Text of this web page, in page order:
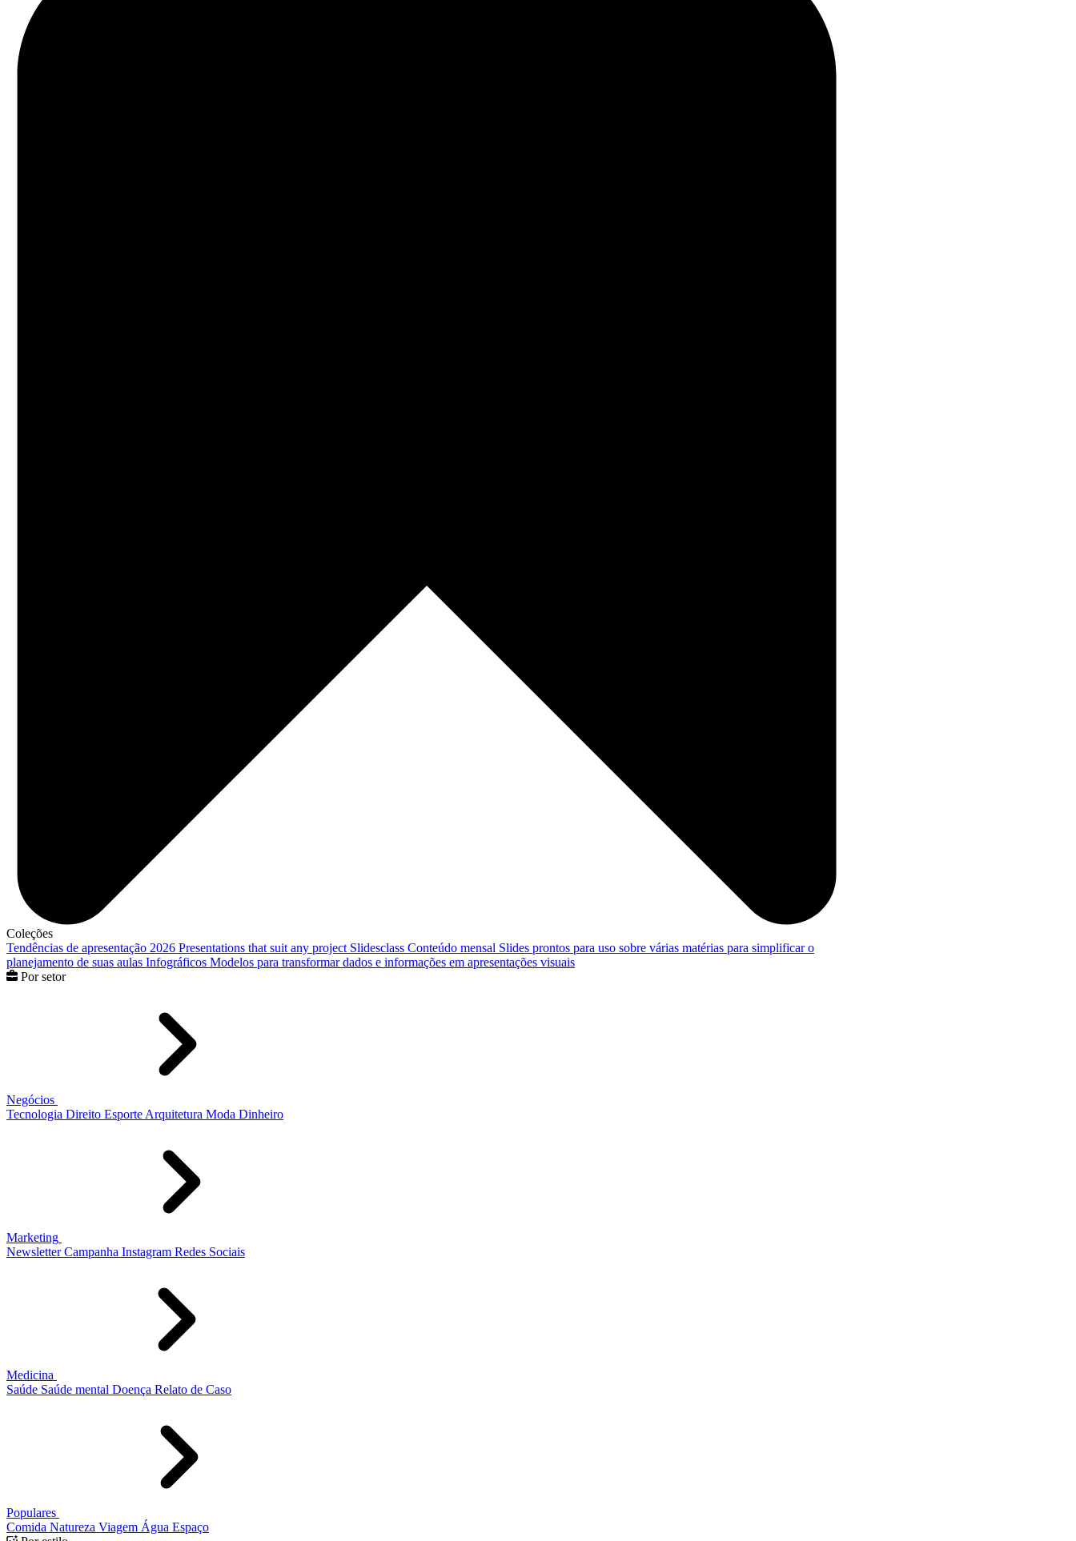
Coleções
Tendências de apresentação 2026 Presentations that suit any project Slidesclass Conteúdo mensal Slides prontos para uso sobre várias matérias para simplificar o
planejamento de suas aulas Infográficos Modelos para transformar dados e informações em apresentações visuais
Por setor
Negócios
Tecnologia Direito Esporte Arquitetura Moda Dinheiro
Marketing
Newsletter Campanha Instagram Redes Sociais
Medicina
Saúde Saúde mental Doença Relato de Caso
Populares
Comida Natureza Viagem Água Espaço